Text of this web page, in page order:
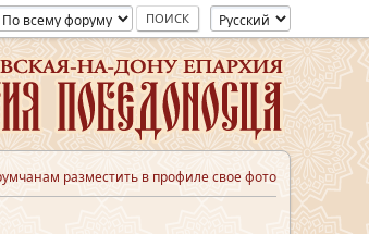
разместить в профиле свое фото